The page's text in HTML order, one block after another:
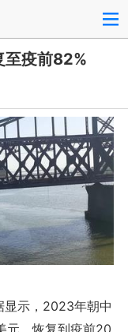
至疫前82%
示，2023年朝中
元，恢复到疫前20